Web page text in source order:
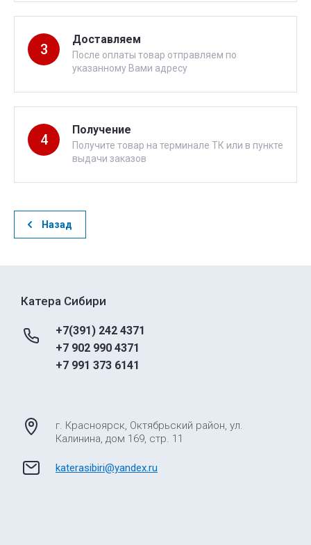
3
Доставляем
После оплаты товар отправляем по
указанному Вами адресу
4
Получение
Получите товар на терминале ТК или в пункте
выдачи заказов
Назад
Катера Сибири
+7(391) 242 4371
+7 902 990 4371
+7 991 373 6141
г. Красноярск, Октябрьский район, ул.
Калинина, дом 169, стр. 11
katerasibiri@yandex.ru